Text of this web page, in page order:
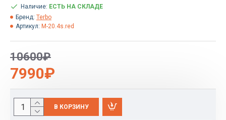
7990₽
10600₽
Наличие: ЕСТЬ НА СКЛАДЕ
Бренд: Terbo
Артикул: M-20.4s.red
В КОРЗИНУ